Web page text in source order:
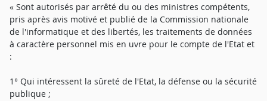
« Sont autorisés par arrêté du ou des ministres compétents,
pris après avis motivé et publié de la Commission nationale
de l'informatique et des libertés, les traitements de données
à caractère personnel mis en uvre pour le compte de l'Etat et
:
1° Qui intéressent la sûreté de l'Etat, la défense ou la sécurité
publique ;